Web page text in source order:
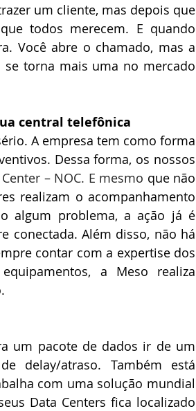
um cliente, mas depois que
todos merecem. E quando
Você abre o chamado, mas a
torna mais uma no mercado
central telefônica
A empresa tem como forma
Dessa forma, os nossos
– NOC. E mesmo que não
realizam o acompanhamento
algum problema, a ação já é
conectada. Além disso, não há
contar com a expertise dos
a Meso realiza
um pacote de dados ir de um
delay/atraso. Também está
com uma solução mundial
Data Centers fica localizado